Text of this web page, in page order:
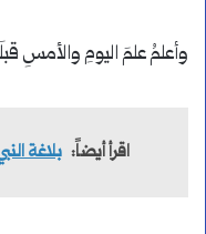
وأعلمُ علمَ اليومِ والأمسِ
اقرأ أيضاً: بلاغة